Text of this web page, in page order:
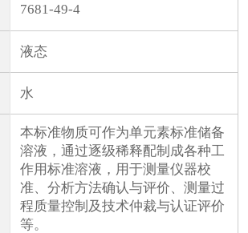
7681-49-4
液态
水
本标准物质可作为单元素标准储备
溶液，通过逐级稀释配制成各种工
作用标准溶液，用于测量仪器校
准、分析方法确认与评价、测量过
程质量控制及技术仲裁与认证评价
等。